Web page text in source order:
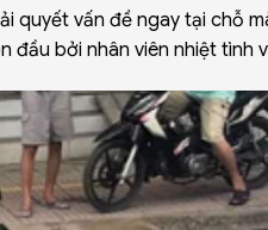
quyết vấn đề ngay tại chỗ
đầu bởi nhân viên nhiệt tình